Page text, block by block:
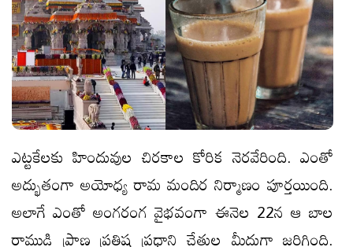
ఎట్టకేలకు హిందువుల చిరకాల కోరిక నెరవేరింది. ఎంతో
అద్భుతంగా అయోధ్య రామ మందిర నిర్మాణం పూర్తయింది.
అలాగే ఎంతో అంగరంగ వైభవంగా ఈనెల 22న ఆ బాల
రాముడి ప్రాణ ప్రతిష్ట ప్రధాని చేతుల మీదుగా జరిగింది.